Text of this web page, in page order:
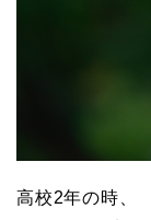
高校2年の時、